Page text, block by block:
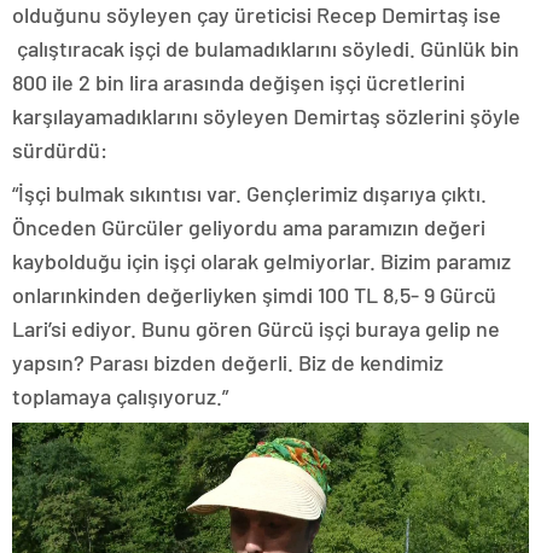
olduğunu söyleyen çay üreticisi Recep Demirtaş ise
çalıştıracak işçi de bulamadıklarını söyledi. Günlük bin
800 ile 2 bin lira arasında değişen işçi ücretlerini
karşılayamadıklarını söyleyen Demirtaş sözlerini şöyle
sürdürdü:
“İşçi bulmak sıkıntısı var. Gençlerimiz dışarıya çıktı.
Önceden Gürcüler geliyordu ama paramızın değeri
kaybolduğu için işçi olarak gelmiyorlar. Bizim paramız
onlarınkinden değerliyken şimdi 100 TL 8,5- 9 Gürcü
Lari’si ediyor. Bunu gören Gürcü işçi buraya gelip ne
yapsın? Parası bizden değerli. Biz de kendimiz
toplamaya çalışıyoruz.”